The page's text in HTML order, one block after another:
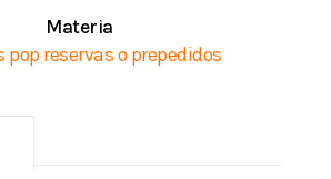
Materia
pop reservas o prepedidos